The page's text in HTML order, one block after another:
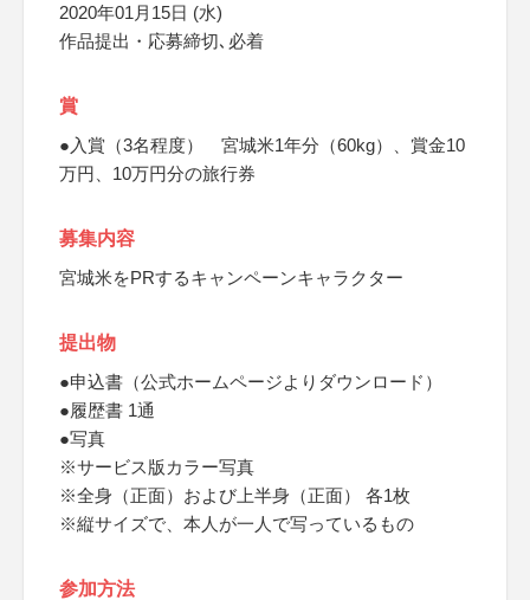
2020年01月15日 (水)
作品提出・応募締切､必着
賞
●入賞（3名程度） 宮城米1年分（60kg）、賞金10
万円、10万円分の旅行券
募集内容
宮城米をPRするキャンペーンキャラクター
提出物
●申込書（公式ホームページよりダウンロード）
●履歴書 1通
●写真
※サービス版カラー写真
※全身（正面）および上半身（正面） 各1枚
※縦サイズで、本人が一人で写っているもの
参加方法